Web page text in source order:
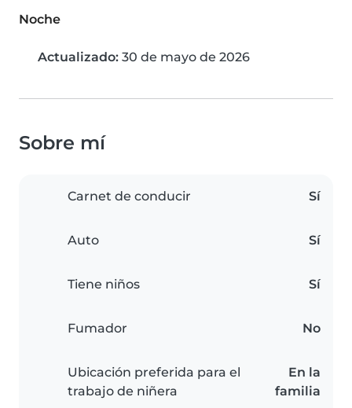
Noche
Actualizado: 30 de mayo de 2026
Sobre mí
Carnet de conducir Sí
Auto Sí
Tiene niños Sí
Fumador No
Ubicación preferida para el
trabajo de niñera
En la
familia